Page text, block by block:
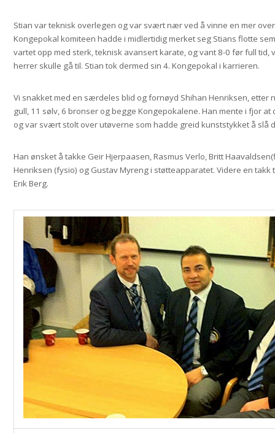
Stian var teknisk overlegen og var svært nær ved å vinne en mer
Kongepokal komiteen hadde i midlertidig merket seg Stians flotte
vartet opp med sterk, teknisk avansert karate, og vant 8-0 før full
herrer skulle gå til. Stian tok dermed sin 4. Kongepokal i karrieren.
Vi snakket med en særdeles blid og fornøyd Shihan Henriksen, etter
gull, 11 sølv, 6 bronser og begge Kongepokalene. Han mente i fjor
og var svært stolt over utøverne som hadde greid kunststykket å slå
Han ønsket å takke Geir Hjerpaasen, Rasmus Verlo, Britt
Henriksen (fysio) og Gustav Myreng i støtteapparatet. Videre en takk
Erik Berg.